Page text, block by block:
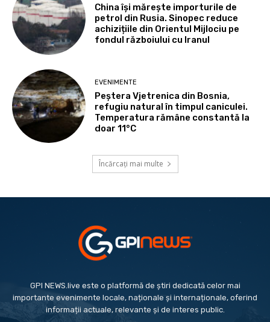
China își mărește importurile de
petrol din Rusia. Sinopec reduce
achizițiile din Orientul Mijlociu pe
fondul războiului cu Iranul
EVENIMENTE
Peștera Vjetrenica din Bosnia,
refugiu natural în timpul caniculei.
Temperatura rămâne constantă la
doar 11°C
Încărcați mai multe
GPI NEWS.live este o platformă de știri dedicată celor mai
importante evenimente locale, naționale și internaționale, oferind
informații actuale, relevante și de interes public.